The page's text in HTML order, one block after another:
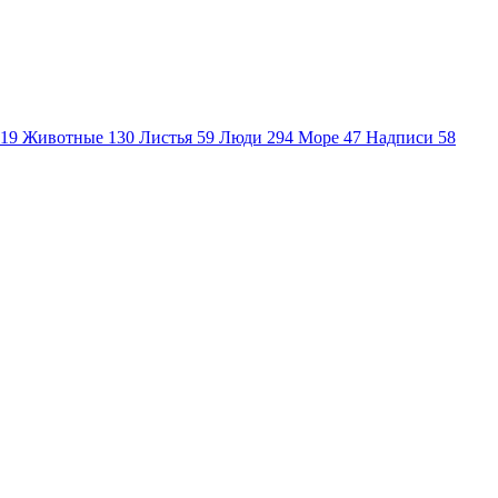
19 Животные 130 Листья 59 Люди 294 Море 47 Надписи 58